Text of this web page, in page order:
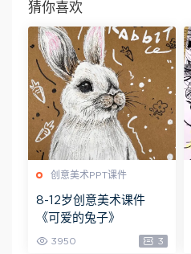
猜你喜欢
创意美术PPT课件
8-12岁创意美术课件
《可爱的兔子》
3950 3